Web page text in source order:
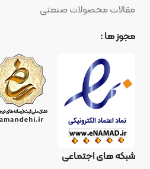
مقالات محصولات صنعتی
مجوز ها :
شبکه های اجتماعی